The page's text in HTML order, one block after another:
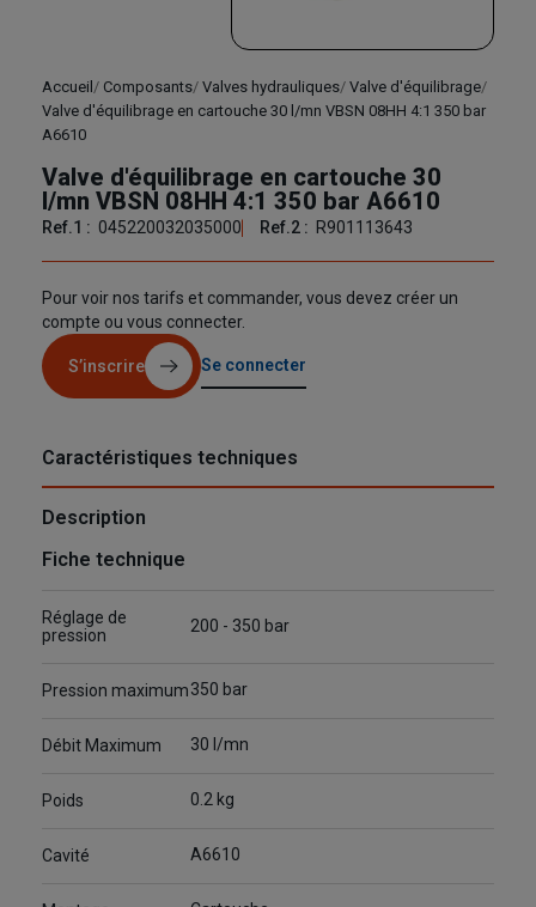
Accueil Composants Valves hydrauliques Valve d'équilibrage
Valve d'équilibrage en cartouche 30 l/mn VBSN 08HH 4:1 350 bar
A6610
Valve d'équilibrage en cartouche 30
l/mn VBSN 08HH 4:1 350 bar A6610
Ref.1 : 045220032035000 Ref.2 : R901113643
Pour voir nos tarifs et commander, vous devez créer un
compte ou vous connecter.
S’inscrire Se connecter
Caractéristiques techniques
Description
Fiche technique
Réglage de
pression
200 - 350 bar
Pression maximum350 bar
Débit Maximum 30 l/mn
Poids 0.2 kg
Cavité A6610